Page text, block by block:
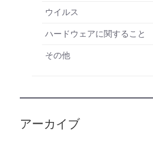
ウイルス
ハードウェアに関すること
その他
アーカイブ